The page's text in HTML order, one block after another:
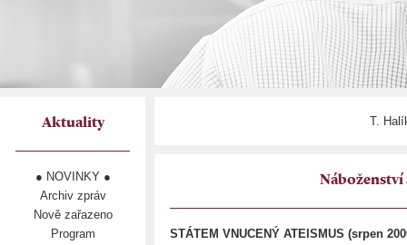
Aktuality
● NOVINKY ●
Archiv zpráv
Nově zařazeno
Program
T.
Náboženství
STÁTEM VNUCENÝ ATEISMUS (srpen